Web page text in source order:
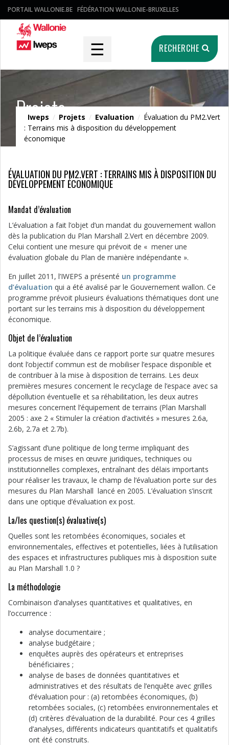
PORTAIL WALLONIE.BE FÉDÉRATION WALLONIE-BRUXELLES
☰ RECHERCHE
Projets
Iweps / Projets / Evaluation / Évaluation du PM2.Vert
: Terrains mis à disposition du développement
économique
ÉVALUATION DU PM2.VERT : TERRAINS MIS À DISPOSITION DU
DÉVELOPPEMENT ÉCONOMIQUE
Mandat d’évaluation
L’évaluation a fait l’objet d’un mandat du gouvernement wallon
dès la publication du Plan Marshall 2.Vert en décembre 2009.
Celui contient une mesure qui prévoit de « mener une
évaluation globale du Plan de manière indépendante ».
En juillet 2011, l’IWEPS a présenté un programme
d’évaluation qui a été avalisé par le Gouvernement wallon. Ce
programme prévoit plusieurs évaluations thématiques dont une
portant sur les terrains mis à disposition du développement
économique.
Objet de l’évaluation
La politique évaluée dans ce rapport porte sur quatre mesures
dont l’objectif commun est de mobiliser l’espace disponible et
de contribuer à la mise à disposition de terrains. Les deux
premières mesures concernent le recyclage de l’espace avec sa
dépollution éventuelle et sa réhabilitation, les deux autres
mesures concernent l’équipement de terrains (Plan Marshall
2005 : axe 2 « Stimuler la création d’activités » mesures 2.6a,
2.6b, 2.7a et 2.7b).
S’agissant d’une politique de long terme impliquant des
processus de mises en œuvre juridiques, techniques ou
institutionnelles complexes, entraînant des délais importants
pour réaliser les travaux, le champ de l’évaluation porte sur des
mesures du Plan Marshall lancé en 2005. L’évaluation s’inscrit
dans une optique d’évaluation ex post.
La/les question(s) évaluative(s)
Quelles sont les retombées économiques, sociales et
environnementales, effectives et potentielles, liées à l’utilisation
des espaces et infrastructures publiques mis à disposition suite
au Plan Marshall 1.0 ?
La méthodologie
Combinaison d’analyses quantitatives et qualitatives, en
l’occurrence :
analyse documentaire ;
analyse budgétaire ;
enquêtes auprès des opérateurs et entreprises
bénéficiaires ;
analyse de bases de données quantitatives et
administratives et des résultats de l’enquête avec grilles
d’évaluation pour : (a) retombées économiques, (b)
retombées sociales, (c) retombées environnementales et
(d) critères d’évaluation de la durabilité. Pour ces 4 grilles
d’analyses, différents indicateurs quantitatifs et qualitatifs
ont été construits.